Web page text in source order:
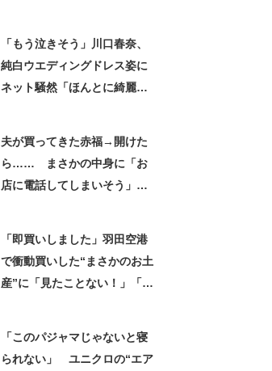
「もう泣きそう」川口春奈、
純白ウエディングドレス姿に
ネット騒然「ほんとに綺麗」
夫が買ってきた赤福→開けた
ら…… まさかの中身に「お
店に電話してしまいそう」
「即買いしました」羽田空港
で衝動買いした“まさかのお土
産”に「見たことない！」「み
「このパジャマじゃないと寝
られない」 ユニクロの“エア